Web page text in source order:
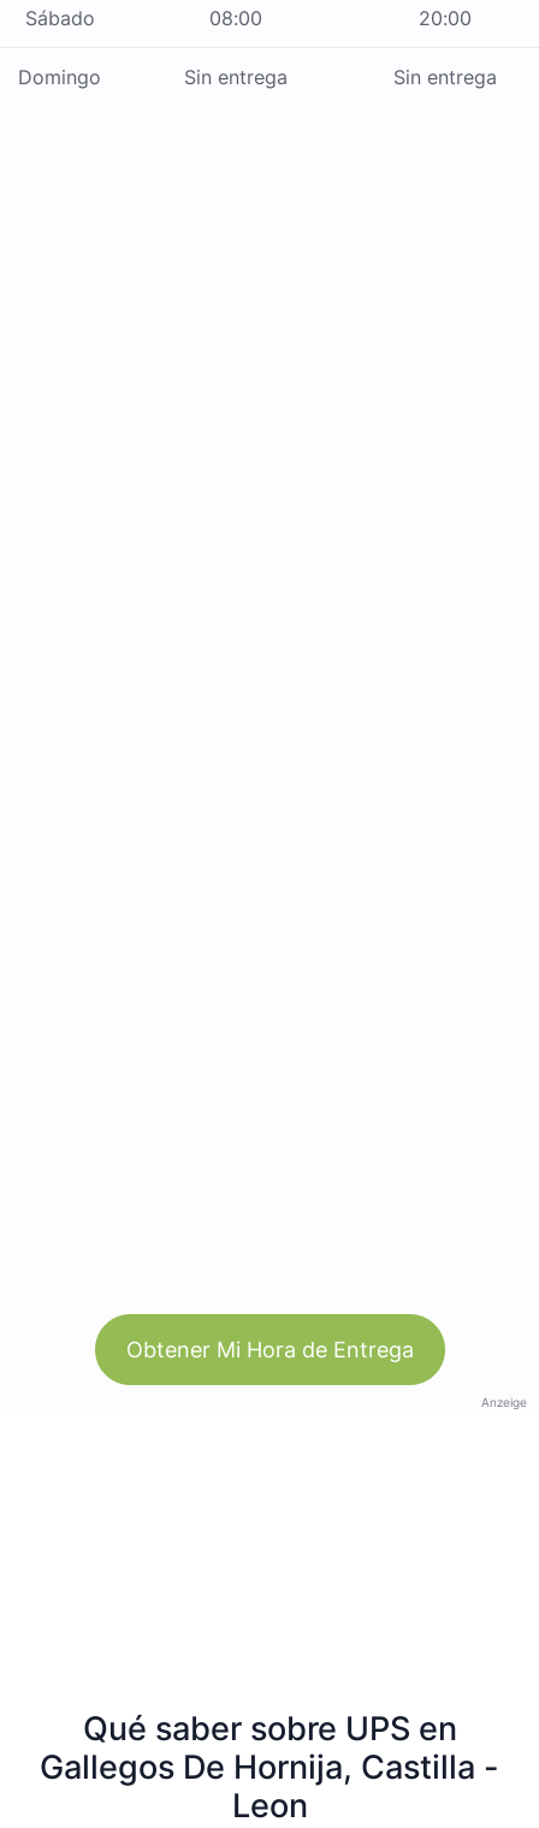
Sábado 08:00 20:00
Domingo Sin entrega Sin entrega
Obtener Mi Hora de Entrega
Anzeige
Qué saber sobre UPS en
Gallegos De Hornija, Castilla -
Leon